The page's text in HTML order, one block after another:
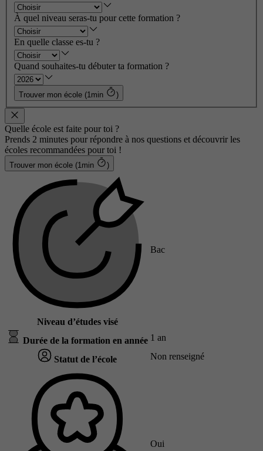
À quel niveau seras-tu pour cette formation ?
En quelle classe es-tu ?
Quand souhaites-tu débuter ta formation ?
Trouver mon école (1min )
Quelle école est faite pour toi ?
Prends 2 minutes pour répondre à nos questions et découvrir les
écoles recommandées pour toi !
Trouver mon école (1min )
Niveau d’études visé
Bac
Durée de la formation en année 1 an
Statut de l’école Non renseigné
Oui